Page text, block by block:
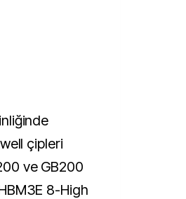
çipleri
ve GB200
8-High